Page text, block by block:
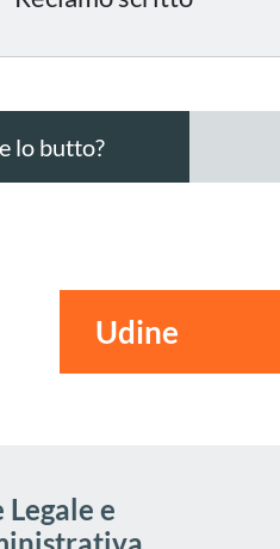
lo butto?
Legale e